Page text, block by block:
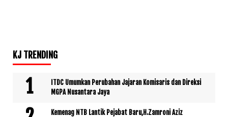
KJ TRENDING
ITDC Umumkan Perubahan Jajaran Komisaris dan Direksi
MGPA Nusantara Jaya
Kemenag NTB Lantik Pejabat Baru,H.Zamroni Aziz